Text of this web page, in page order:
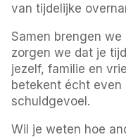
van tijdelijke
Samen brengen
zorgen we dat je
jezelf, familie en
betekent écht even
schuldgevoel.
Wil je weten hoe